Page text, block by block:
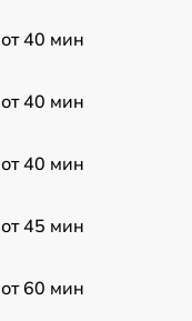
от 40 мин
от 40 мин
от 40 мин
от 45 мин
от 60 мин